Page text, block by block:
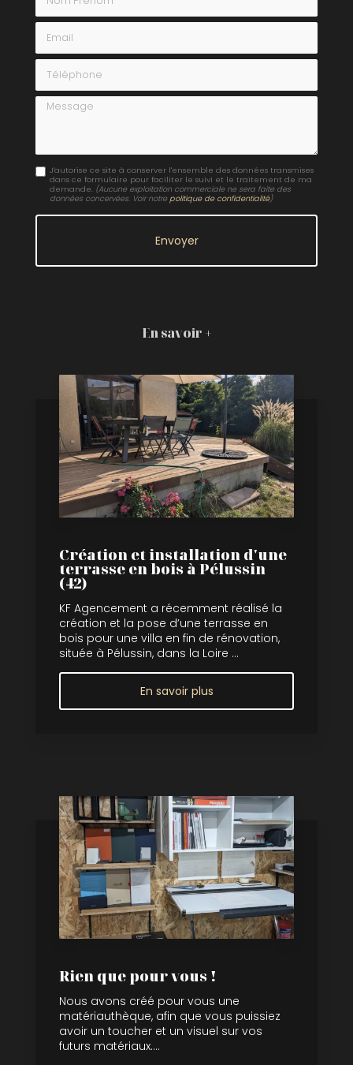
Email
Téléphone
Message
J'autorise ce site à conserver l'ensemble des données transmises
dans ce formulaire pour faciliter le suivi et le traitement de ma
demande. (Aucune exploitation commerciale ne sera faite des
données concervées. Voir notre politique de confidentialité)
En savoir +
Création et installation d'une
terrasse en bois à Pélussin
(42)
KF Agencement a récemment réalisé la
création et la pose d’une terrasse en
bois pour une villa en fin de rénovation,
située à Pélussin, dans la Loire ...
En savoir plus
Rien que pour vous !
Nous avons créé pour vous une
matériauthèque, afin que vous puissiez
avoir un toucher et un visuel sur vos
futurs matériaux....